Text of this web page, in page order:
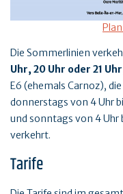
Die Sommerlinien
Uhr, 20 Uhr oder 21
E6 (ehemals Carnoz),
donnerstags von 4 Uhr
und sonntags von 4
verkehrt.
Tarife